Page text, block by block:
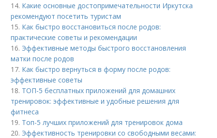
14. Какие основные достопримечательности Иркутска
рекомендуют посетить туристам
15. Как быстро восстановиться после родов:
практические советы и рекомендации
16. Эффективные методы быстрого восстановления
матки после родов
17. Как быстро вернуться в форму после родов:
эффективные советы
18. ТОП-5 бесплатных приложений для домашних
тренировок: эффективные и удобные решения для
фитнеса
19. Топ-5 лучших приложений для тренировок дома
20. Эффективность тренировки со свободными весами: